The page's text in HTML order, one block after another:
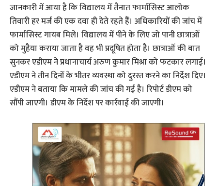
जानकारी में आया है कि विद्यालय में तैनात फार्मासिस्ट आलोक
तिवारी हर मर्ज की एक दवा ही देते रहते हैं। अधिकारियों की जांच में
फार्मासिस्ट गायब मिले। विद्यालय में पीने के लिए जो पानी छात्राओं
को मुहैया कराया जाता है वह भी प्रदूषित होता है। छात्राओं की बात
सुनकर एडीएम ने प्रधानाचार्य अरुण कुमार मिश्रा को फटकार लगाई।
एडीएम ने तीन दिनों के भीतर व्यवस्था को दुरस्त करने का निर्देश दिए।
एडीएम ने बताया कि मामले की जांच की गई है। रिपोर्ट डीएम को
सौंपी जाएगी। डीएम के निर्देश पर कार्रवाई की जाएगी।